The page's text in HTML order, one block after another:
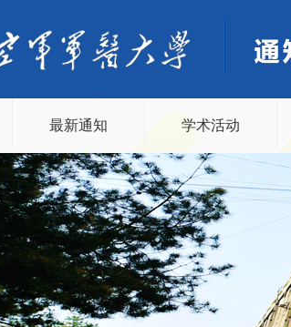
最新通知 学术活动